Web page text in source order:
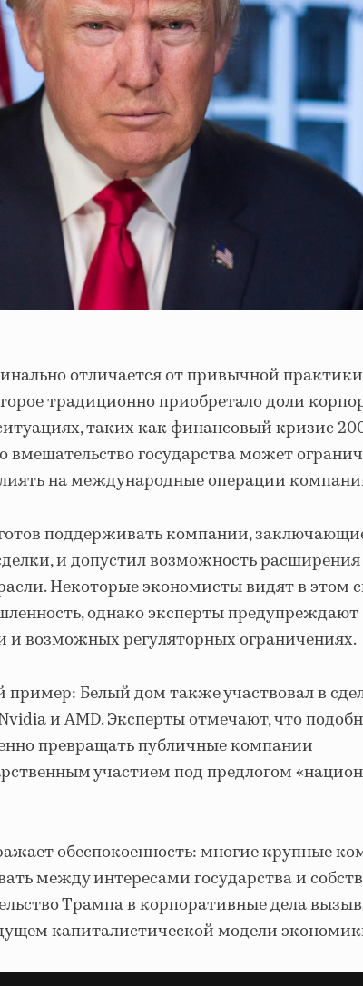
отличается от привычной практики
традиционно приобретало доли
таких как финансовый кризис
вмешательство государства может
на международные операции
поддерживать компании,
и допустил возможность расширения
Некоторые экономисты видят в этом
однако эксперты предупреждают
и возможных регуляторных ограничениях.
Белый дом также участвовал в
и AMD. Эксперты отмечают, что
превращать публичные компании
участием под предлогом
обеспокоенность: многие крупные
между интересами государства и
Трампа в корпоративные дела
капиталистической модели